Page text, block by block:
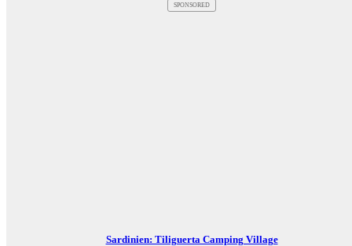
SPONSORED
Sardinien: Tiliguerta Camping Village